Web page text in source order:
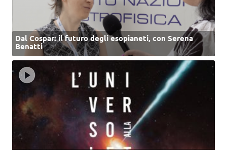
Dal Cospar: il futuro degli esopianeti, con Serena
Benatti